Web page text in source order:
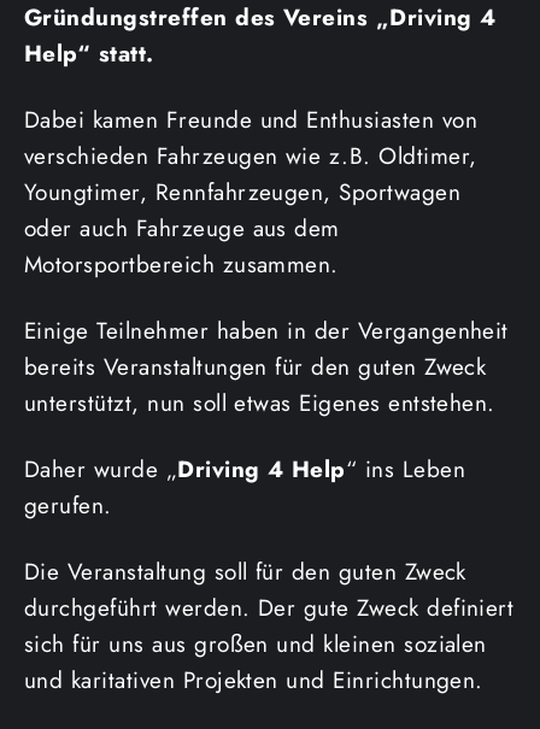
Gründungstreffen des Vereins „Driving 4
Help“ statt.
Dabei kamen Freunde und Enthusiasten von
verschieden Fahrzeugen wie z.B. Oldtimer,
Youngtimer, Rennfahrzeugen, Sportwagen
oder auch Fahrzeuge aus dem
Motorsportbereich zusammen.
Einige Teilnehmer haben in der Vergangenheit
bereits Veranstaltungen für den guten Zweck
unterstützt, nun soll etwas Eigenes entstehen.
Daher wurde „Driving 4 Help“ ins Leben
gerufen.
Die Veranstaltung soll für den guten Zweck
durchgeführt werden. Der gute Zweck definiert
sich für uns aus großen und kleinen sozialen
und karitativen Projekten und Einrichtungen.